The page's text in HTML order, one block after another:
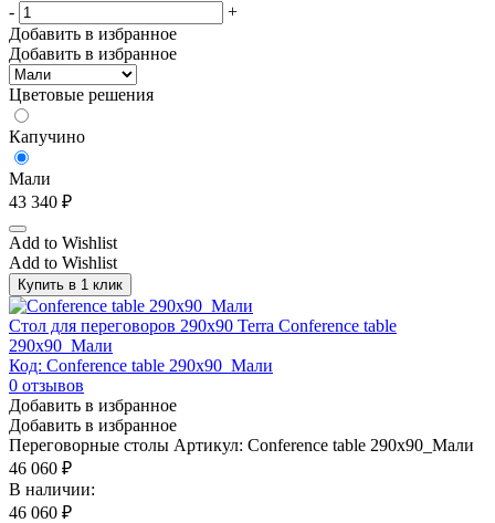
-
+
Добавить в избранное
Добавить в избранное
Цветовые решения
Капучино
Мали
43 340 ₽
Add to Wishlist
Add to Wishlist
Купить в 1 клик
Стол для переговоров 290х90 Terra Conference table
290x90_Мали
Код: Conference table 290x90_Мали
0 отзывов
Добавить в избранное
Добавить в избранное
Переговорные столы Артикул: Conference table 290x90_Мали
46 060 ₽
В наличии:
46 060 ₽